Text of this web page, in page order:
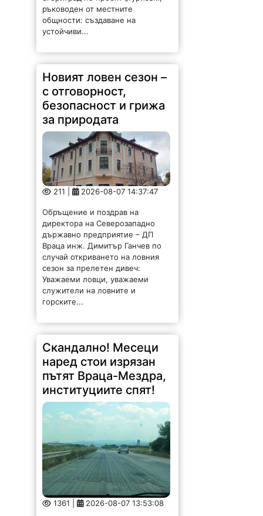
Новият ловен сезон –
с отговорност,
безопасност и грижа
за природата
211 | 2026-08-07 14:37:47
Обръщение и поздрав на
директора на Северозападно
държавно предприятие – ДП
Враца инж. Димитър Ганчев по
случай откриването на ловния
сезон за прелетен дивеч:
Уважаеми ловци, уважаеми
служители на ловните и
горските...
Скандално! Месеци
наред стои изрязан
пътят Враца-Мездра,
институциите спят!
2026-08-07 13:53:08
От няколко месеца главният път
Враца-Мездра стои с премахнат
горен слой на асфалта, но до
ремонт така и не се стига.
Шофирането е изпитание за
водачите и автомобилите, които